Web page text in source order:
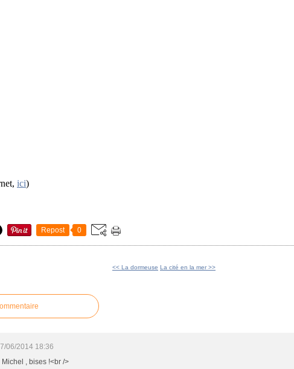
ici)
Repost 0
<< La dormeuse La cité en la mer >>
06/2014 18:36
, bises !<br />